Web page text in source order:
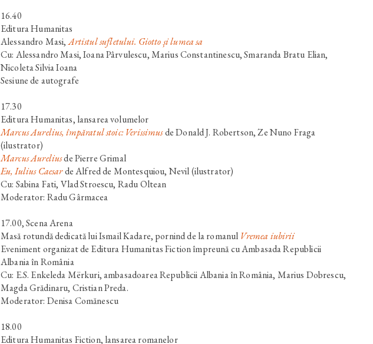
16.40
Editura Humanitas
Alessandro Masi,Artistul sufletului. Giotto și lumea sa
Cu: Alessandro Masi, Ioana Pârvulescu, Marius Constantinescu, Smaranda Bratu Elian,
Nicoleta Silvia Ioana
Sesiune de autografe
17.30
Editura Humanitas, lansarea volumelor
Marcus Aurelius, împăratul stoic: VerissimusdeDonald J. Robertson,Ze Nuno Fraga
(ilustrator)
Marcus AureliusdePierre Grimal
Eu, Iulius CaesardeAlfred de Montesquiou, Nevil(ilustrator)
Cu: Sabina Fati, Vlad Stroescu, Radu Oltean
Moderator: Radu Gârmacea
17.00, Scena Arena
Masă rotundă dedicată luiIsmail Kadare, pornind de la romanul Vremea iubirii
Eveniment organizat de Editura Humanitas Fiction împreună cu Ambasada Republicii
Albania în România
Cu: E.S. Enkeleda Mërkuri, ambasadoarea Republicii Albania în România, Marius Dobrescu,
Magda Grădinaru, Cristian Preda.
Moderator: Denisa Comănescu
18.00
Editura Humanitas Fiction, lansarea romanelor